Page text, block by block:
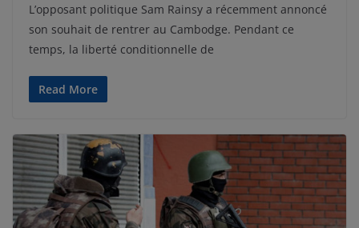
L’opposant politique Sam Rainsy a récemment annoncé
son souhait de rentrer au Cambodge. Pendant ce
temps, la liberté conditionnelle de
Read More